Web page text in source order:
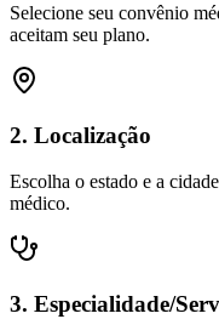
Selecione seu convênio
aceitam seu plano.
2. Localização
Escolha o estado e a
médico.
3. Especialidade/